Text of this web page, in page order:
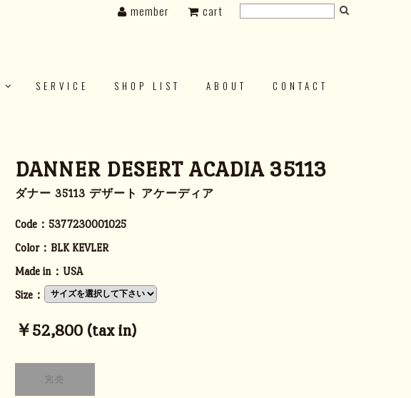
SERVICE SHOP LIST ABOUT CONTACT
member cart
DANNER DESERT ACADIA 35113
ダナー 35113 デザート アケーディア
Code： 5377230001025
Color： BLK KEVLER
Made in： USA
Size：
￥52,800 (tax in)